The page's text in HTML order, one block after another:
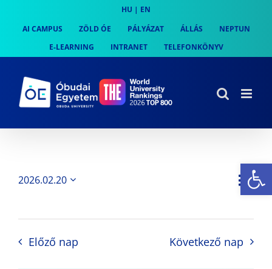
content
HU | EN
AI CAMPUS
ZÖLD ÓE PÁLYÁZAT ÁLLÁS
NEPTUN
E-LEARNING
INTRANET TELEFONKÖNYV
Nap
2026.02.20
Előző nap Következő nap